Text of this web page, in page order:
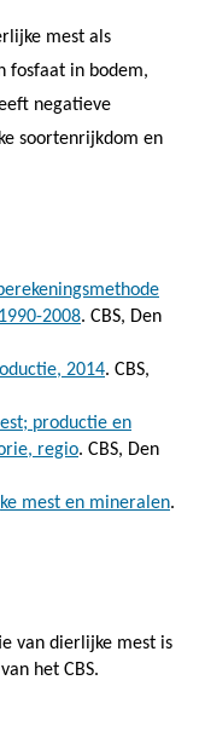
mest als
fosfaat in bodem,
negatieve
soortenrijkdom en
2008. CBS, Den
2014. CBS,
productie en
regio. CBS, Den
mest en mineralen.
van dierlijke mest is
van het CBS.